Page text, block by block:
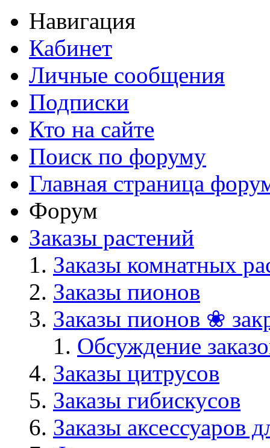
Навигация
Кабинет
Личные сообщения
Подписки
Кто на сайте
Поиск по форуму
Главная страница
Форум
Заказы растений
Заказы комнатных
Заказы пионов
Заказы пионов ❀
Обсуждение
Заказы цитрусов
Заказы гибискусов
Заказы аксессуаров